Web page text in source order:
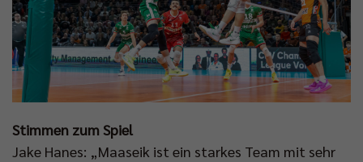
Stimmen zum Spiel
Jake Hanes: „Maaseik ist ein starkes Team mit sehr